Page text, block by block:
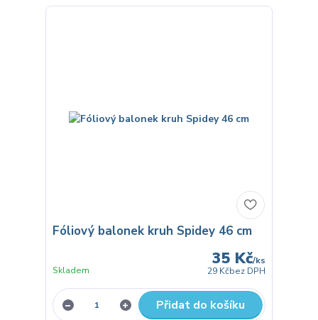
Fóliový balonek kruh Spidey 46 cm
35 Kč/ks
29 Kčbez DPH
Skladem
Přidat do košíku